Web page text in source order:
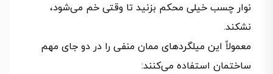
نوار چسب خیلی محکم بزنید تا وقتی خم می‌شود،
نشکند.
معمولاً این میلگردهای ممان منفی را در دو جای مهم
ساختمان استفاده می‌کنند: